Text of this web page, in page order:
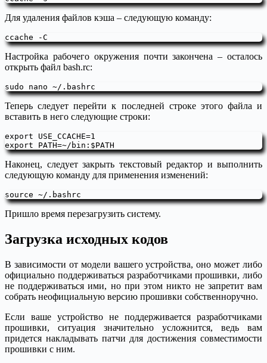
Для удаления файлов кэша – следующую команду:
Настройка рабочего окружения почти закончена – осталось
открыть файл bash.rc:
Теперь следует перейти к последней строке этого файла и
вставить в него следующие строки:
export USE_CCACHE=1
Наконец, следует закрыть текстовый редактор и выполнить
следующую команду для применения изменений:
Пришло время перезагрузить систему.
Загрузка исходных кодов
В зависимости от модели вашего устройства, оно может либо
официально поддерживаться разработчиками прошивки, либо
не поддерживаться ими, но при этом никто не запретит вам
собрать неофициальную версию прошивки собственноручно.
Если ваше устройство не поддерживается разработчиками
прошивки, ситуация значительно усложнится, ведь вам
придется накладывать патчи для достижения совместимости
прошивки с ним.